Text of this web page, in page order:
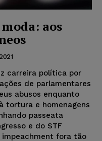
aos
carreira política por
de parlamentares
abusos enquanto
tortura e homenagens
passeata
e do STF
impeachment fora tão